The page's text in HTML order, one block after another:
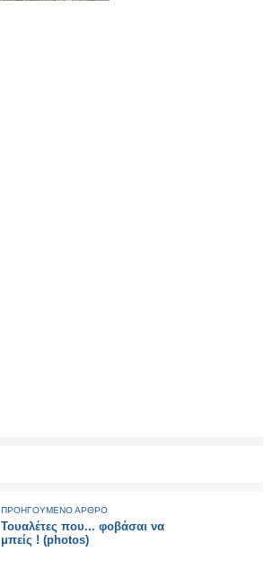
ΠΡΟΗΓΟΥΜΕΝΟ ΑΡΘΡΟ
Τουαλέτες που... φοβάσαι να
μπείς ! (photos)